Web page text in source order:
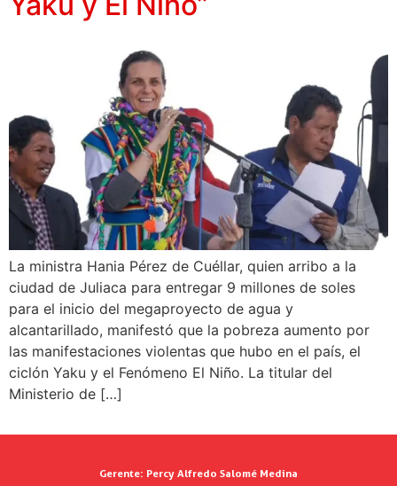
La ministra Hania Pérez de Cuéllar, quien arribo a la
ciudad de Juliaca para entregar 9 millones de soles
para el inicio del megaproyecto de agua y
alcantarillado, manifestó que la pobreza aumento por
las manifestaciones violentas que hubo en el país, el
ciclón Yaku y el Fenómeno El Niño. La titular del
Ministerio de […]
Gerente: Percy Alfredo Salomé Medina